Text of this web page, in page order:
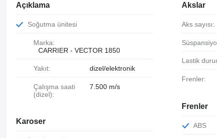
Açıklama
Soğutma ünitesi
Marka:
CARRIER - VECTOR 1850
Yakıt: dizel/elektronik
Çalışma saati
(dizel):
7.500 m/s
Karoser
Akslar
Aks sayısı:
Lastik
Frenler:
Frenler
ABS